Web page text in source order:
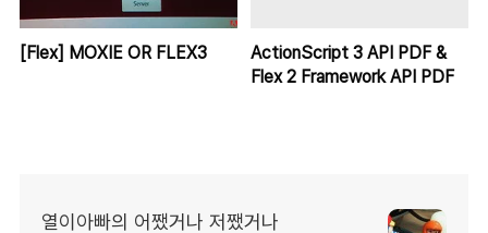
[Flex] MOXIE OR FLEX3
ActionScript 3 API PDF &
Flex 2 Framework API PDF
열이아빠의 어쨌거나 저쨌거나